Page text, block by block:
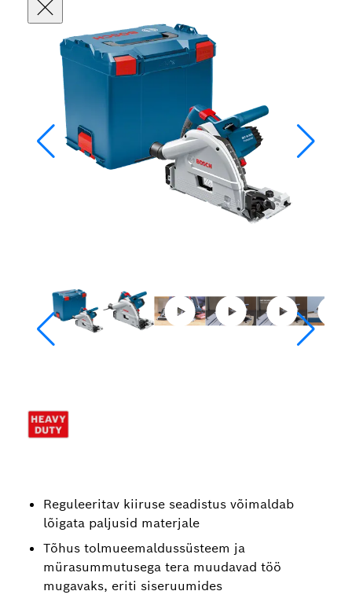
Reguleeritav kiiruse seadistus võimaldab
lõigata paljusid materjale
Tõhus tolmueemaldussüsteem ja
mürasummutusega tera muudavad töö
mugavaks, eriti siseruumides